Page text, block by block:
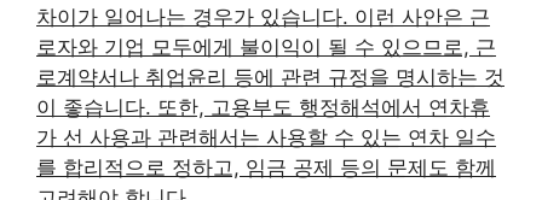
차이가 일어나는 경우가 있습니다. 이런 사안은 근
로자와 기업 모두에게 불이익이 될 수 있으므로, 근
로계약서나 취업윤리 등에 관련 규정을 명시하는 것
이 좋습니다. 또한, 고용부도 행정해석에서 연차휴
가 선 사용과 관련해서는 사용할 수 있는 연차 일수
를 합리적으로 정하고, 임금 공제 등의 문제도 함께